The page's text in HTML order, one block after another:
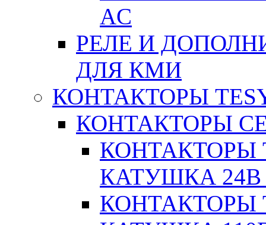
AC
РЕЛЕ И
ДЛЯ КМИ
КОНТАКТОРЫ
КОНТАКТОРЫ
КОНТАКТОРЫ
КАТУШКА 24В
КОНТАКТОРЫ